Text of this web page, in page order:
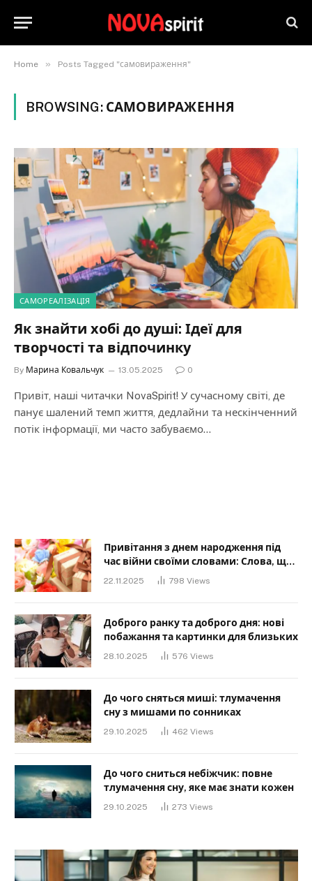
Home » Posts Tagged "самовираження"
BROWSING: САМОВИРАЖЕННЯ
САМОРЕАЛІЗАЦІЯ
Як знайти хобі до душі: Ідеї для
творчості та відпочинку
By Марина Ковальчук 13.05.2025 0
Привіт, наші читачки NovaSpirit! У сучасному світі, де
панує шалений темп життя, дедлайни та нескінченний
потік інформації, ми часто забуваємо…
Привітання з днем народження під
час війни своїми словами: Слова, що
дарують надію та силу
22.11.2025 798 Views
Доброго ранку та доброго дня: нові
побажання та картинки для близьких
28.10.2025 576 Views
До чого сняться миші: тлумачення
сну з мишами по сонниках
29.10.2025 462 Views
До чого сниться небіжчик: повне
тлумачення сну, яке має знати кожен
29.10.2025 273 Views